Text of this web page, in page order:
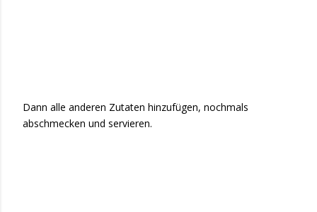
Dann alle anderen Zutaten hinzufügen, nochmals
abschmecken und servieren.